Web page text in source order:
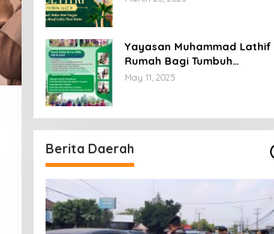
Yayasan Muhammad Lathif
Rumah Bagi Tumbuh
Kembangnya Generasi Insani
May 11, 2025
Berita Daerah